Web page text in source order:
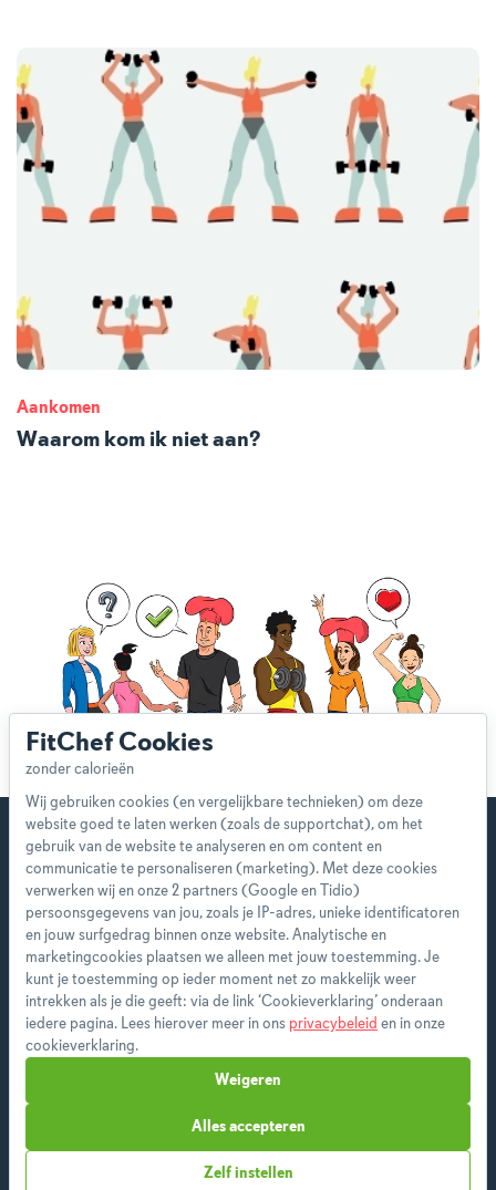
Aankomen
Waarom kom ik niet aan?
Start direct met je eerste
persoonlijke weekmenu!
Als premium member heb je toegang tot alle
features en ontvang je wekelijks een nieuw
menu op maat.
Start vandaag
FitChef Cookies
Wij gebruiken cookies (en vergelijkbare technieken) om deze
website goed te laten werken (zoals de supportchat), om het
gebruik van de website te analyseren en om content en
communicatie te personaliseren (marketing). Met deze cookies
verwerken wij en onze 2 partners (Google en Tidio)
persoonsgegevens van jou, zoals je IP-adres, unieke identificatoren
en jouw surfgedrag binnen onze website. Analytische en
marketingcookies plaatsen we alleen met jouw toestemming. Je
kunt je toestemming op ieder moment net zo makkelijk weer
intrekken als je die geeft: via de link ‘Cookieverklaring’ onderaan
iedere pagina. Lees hierover meer in ons privacybeleid en in onze
cookieverklaring.
Zelf instellen
Weigeren
Alles accepteren